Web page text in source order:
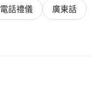
電話禮儀
廣東話